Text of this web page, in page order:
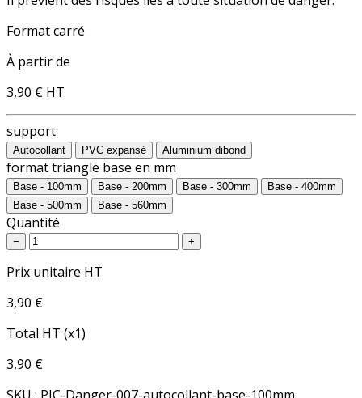
Format carré
À partir de
3,90 € HT
support
Autocollant PVC expansé Aluminium dibond
format triangle base en mm
Base - 100mm Base - 200mm Base - 300mm
Base - 400mm
Base - 500mm
Base - 560mm
Quantité
− +
Prix unitaire HT
3,90 €
Total HT (x1)
3,90 €